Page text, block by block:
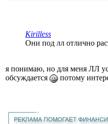
Kirilless
Они под лл отлично
я понимаю, но для меня ЛЛ
обсуждается
потому